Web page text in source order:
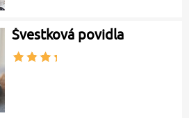
Švestková povidla